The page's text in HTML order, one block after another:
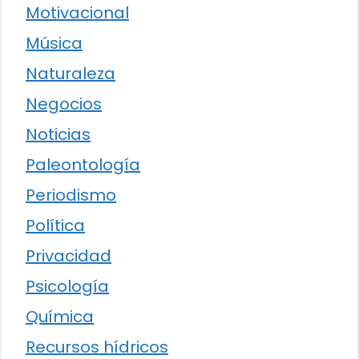
Motivacional
Música
Naturaleza
Negocios
Noticias
Paleontología
Periodismo
Política
Privacidad
Psicología
Química
Recursos hídricos